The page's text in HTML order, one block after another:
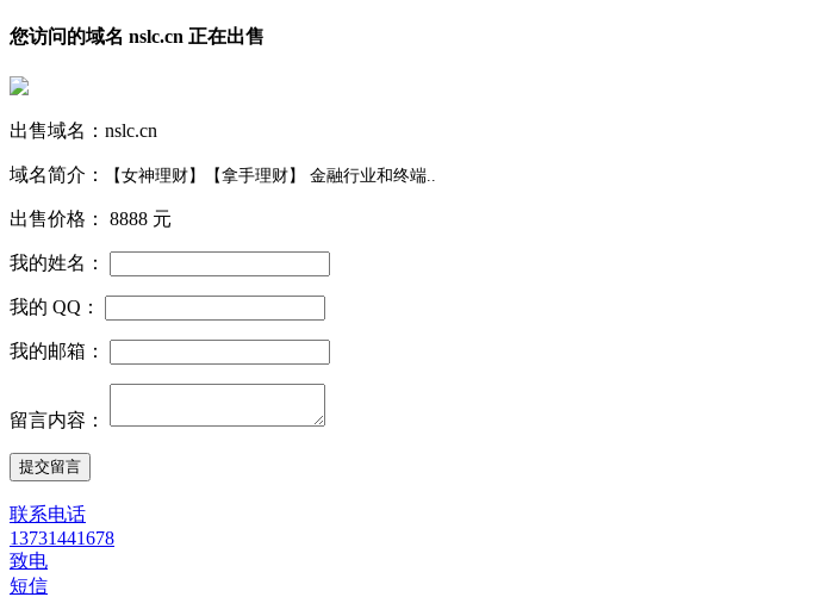
您访问的域名 nslc.cn 正在出售
出售域名： nslc.cn
域名简介： 【女神理财】【拿手理财】 金融行业和终端..
出售价格： 8888 元
我的姓名：
我的 QQ：
我的邮箱：
留言内容：
联系电话
13731441678
致电
短信